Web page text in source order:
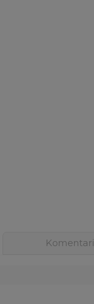
Komentari